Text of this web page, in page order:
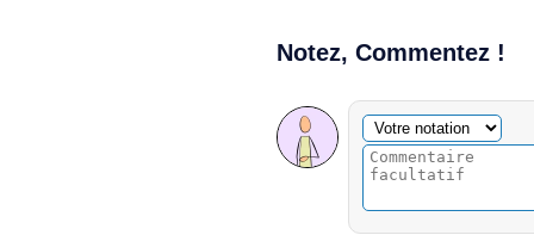
Notez, Commentez !
Commentaire facultatif
Votre notation